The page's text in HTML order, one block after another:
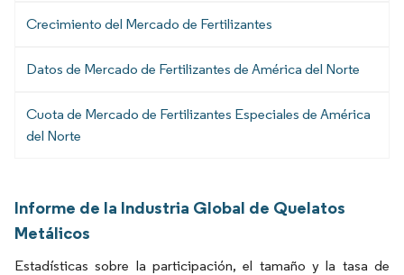
Crecimiento del Mercado de Fertilizantes
Datos de Mercado de Fertilizantes de América del Norte
Cuota de Mercado de Fertilizantes Especiales de América
del Norte
Informe de la Industria Global de Quelatos
Metálicos
Estadísticas sobre la participación, el tamaño y la tasa de